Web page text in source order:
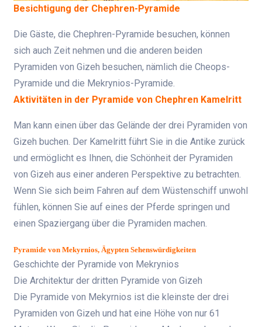
Besichtigung der Chephren-Pyramide
Die Gäste, die Chephren-Pyramide besuchen, können
sich auch Zeit nehmen und die anderen beiden
Pyramiden von Gizeh besuchen, nämlich die Cheops-
Pyramide und die Mekrynios-Pyramide.
Aktivitäten in der Pyramide von Chephren Kamelritt
Man kann einen über das Gelände der drei Pyramiden von
Gizeh buchen. Der Kamelritt führt Sie in die Antike zurück
und ermöglicht es Ihnen, die Schönheit der Pyramiden
von Gizeh aus einer anderen Perspektive zu betrachten.
Wenn Sie sich beim Fahren auf dem Wüstenschiff unwohl
fühlen, können Sie auf eines der Pferde springen und
einen Spaziergang über die Pyramiden machen.
Pyramide von Mekyrnios, Ägypten Sehenswürdigkeiten
Geschichte der Pyramide von Mekrynios
Die Architektur der dritten Pyramide von Gizeh
Die Pyramide von Mekyrnios ist die kleinste der drei
Pyramiden von Gizeh und hat eine Höhe von nur 61